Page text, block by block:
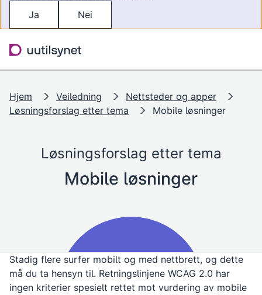
Ja
Nei
Hjem Veiledning
Nettsteder og apper
Løsningsforslag etter tema
Mobile løsninger
Løsningsforslag etter tema
Mobile løsninger
Stadig flere surfer mobilt og med nettbrett, og dette
må du ta hensyn til. Retningslinjene WCAG 2.0 har
ingen kriterier spesielt rettet mot vurdering av mobile